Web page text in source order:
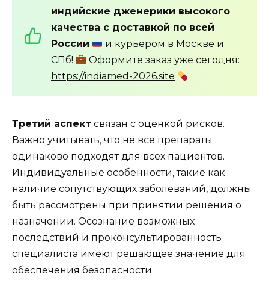
индийские дженерики высокого
качества с доставкой по всей
России
и курьером в Москве и
СПб!
Оформите заказ уже сегодня:
https://indiamed-2026.site
Третий аспект связан с оценкой рисков.
Важно учитывать, что не все препараты
одинаково подходят для всех пациентов.
Индивидуальные особенности, такие как
наличие сопутствующих заболеваний, должны
быть рассмотрены при принятии решения о
назначении. Осознание возможных
последствий и проконсультированность
специалиста имеют решающее значение для
обеспечения безопасности.